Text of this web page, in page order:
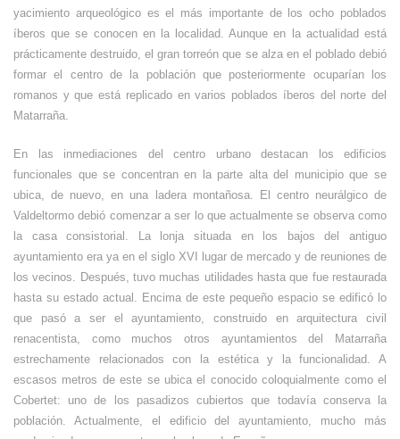
yacimiento arqueológico es el más importante de los ocho poblados
íberos que se conocen en la localidad. Aunque en la actualidad está
prácticamente destruido, el gran torreón que se alza en el poblado debió
formar el centro de la población que posteriormente ocuparían los
romanos y que está replicado en varios poblados íberos del norte del
Matarraña.
En las inmediaciones del centro urbano destacan los edificios
funcionales que se concentran en la parte alta del municipio que se
ubica, de nuevo, en una ladera montañosa. El centro neurálgico de
Valdeltormo debió comenzar a ser lo que actualmente se observa como
la casa consistorial. La lonja situada en los bajos del antiguo
ayuntamiento era ya en el siglo XVI lugar de mercado y de reuniones de
los vecinos. Después, tuvo muchas utilidades hasta que fue restaurada
hasta su estado actual. Encima de este pequeño espacio se edificó lo
que pasó a ser el ayuntamiento, construido en arquitectura civil
renacentista, como muchos otros ayuntamientos del Matarraña
estrechamente relacionados con la estética y la funcionalidad. A
escasos metros de este se ubica el conocido coloquialmente como el
Cobertet: uno de los pasadizos cubiertos que todavía conserva la
población. Actualmente, el edificio del ayuntamiento, mucho más